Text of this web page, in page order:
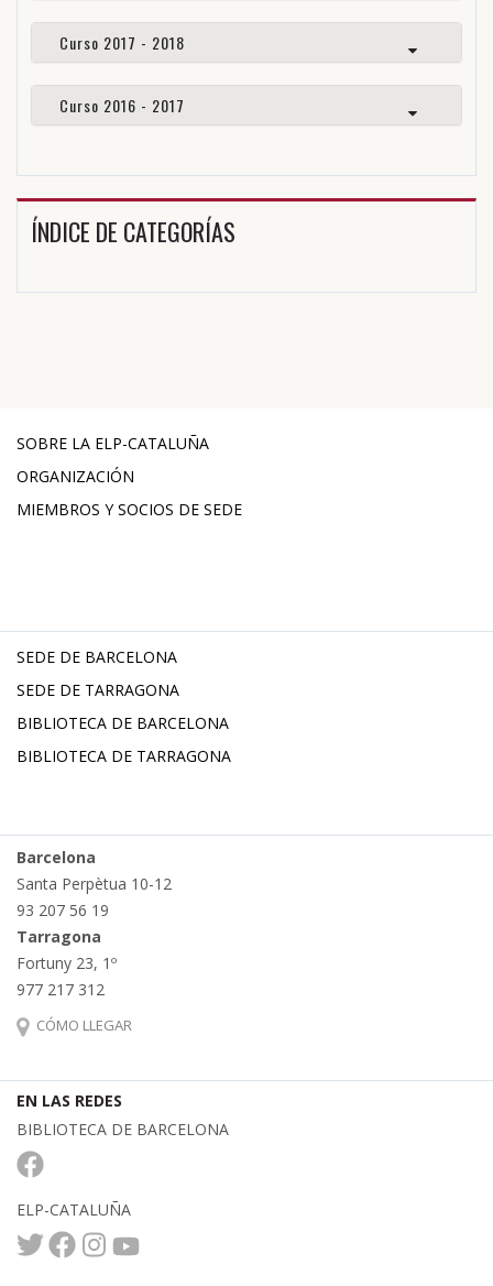
Curso 2017 - 2018
Curso 2016 - 2017
ÍNDICE DE CATEGORÍAS
SOBRE LA ELP-CATALUÑA
ORGANIZACIÓN
MIEMBROS Y SOCIOS DE SEDE
SEDE DE BARCELONA
SEDE DE TARRAGONA
BIBLIOTECA DE BARCELONA
BIBLIOTECA DE TARRAGONA
Barcelona
Santa Perpètua 10-12
93 207 56 19
Tarragona
Fortuny 23, 1º
977 217 312
CÓMO LLEGAR
EN LAS REDES
BIBLIOTECA DE BARCELONA
ELP-CATALUÑA